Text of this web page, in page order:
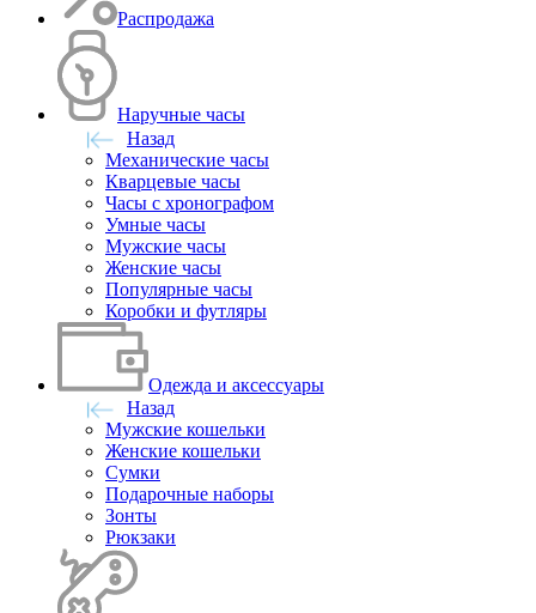
Распродажа
Наручные часы
Назад
Механические часы
Кварцевые часы
Часы с хронографом
Умные часы
Мужские часы
Женские часы
Популярные часы
Коробки и футляры
Одежда и аксессуары
Назад
Мужские кошельки
Женские кошельки
Сумки
Подарочные наборы
Зонты
Рюкзаки